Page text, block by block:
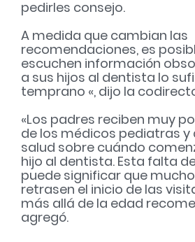
pedirles consejo.
A medida que cambian las
recomendaciones, es
escuchen información
a sus hijos al dentista lo
temprano «, dijo la
«Los padres reciben muy
de los médicos pediatras y
salud sobre cuándo
hijo al dentista. Esta falta
puede significar que
retrasen el inicio de las
más allá de la edad
agregó.